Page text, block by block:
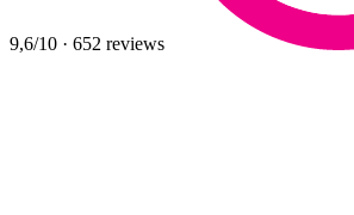
9,6/10 · 652 reviews